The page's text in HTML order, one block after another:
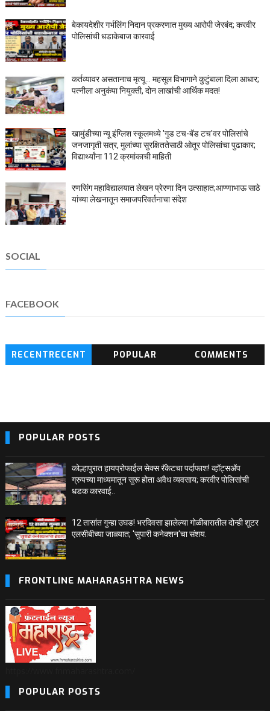
बेकायदेशीर गर्भलिंग निदान प्रकरणात मुख्य आरोपी जेरबंद; करवीर
पोलिसांची धडाकेबाज कारवाई
कर्तव्यावर असतानाच मृत्यू... महसूल विभागाने कुटुंबाला दिला आधार;
पत्नीला अनुकंपा नियुक्ती, दोन लाखांची आर्थिक मदत!
खामुंडीच्या न्यू इंग्लिश स्कूलमध्ये 'गुड टच-बॅड टच'वर पोलिसांचे
जनजागृती सत्र, मुलांच्या सुरक्षिततेसाठी ओतूर पोलिसांचा पुढाकार;
विद्यार्थ्यांना 112 क्रमांकाची माहिती
रणसिंग महाविद्यालयात लेखन प्रेरणा दिन उत्साहात;आण्णाभाऊ साठे
यांच्या लेखनातून समाजपरिवर्तनाचा संदेश
SOCIAL
FACEBOOK
RECENTRECENT
POPULAR COMMENTS
POPULAR POSTS
कोल्हापुरात हायप्रोफाईल सेक्स रॅकेटचा पर्दाफाश! व्हॉट्सअ‍ॅप
ग्रुपच्या माध्यमातून सुरू होता अवैध व्यवसाय; करवीर पोलिसांची
धडक कारवाई..
12 तासांत गुन्हा उघड! भरदिवसा झालेल्या गोळीबारातील दोन्ही शूटर
एलसीबीच्या जाळ्यात; 'सुपारी कनेक्शन'चा संशय.
FRONTLINE MAHARASHTRA NEWS
POPULAR POSTS